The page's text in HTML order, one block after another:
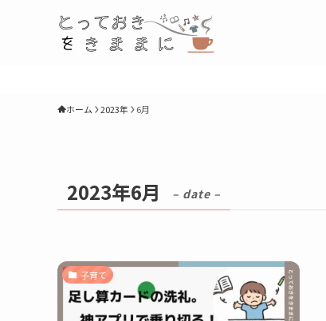
ホーム 2023年 6月
2023年6月 – date –
子育て